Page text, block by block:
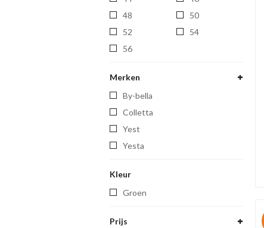
48
50
52
54
56
Merken
by-bella
colletta
yest
yesta
Kleur
Groen
Prijs